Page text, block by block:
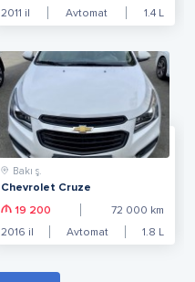
2011 il Avtomat 1.4L
Bakı ş.
Chevrolet Cruze
19 200 72 000 km
2016 il Avtomat 1.8 L